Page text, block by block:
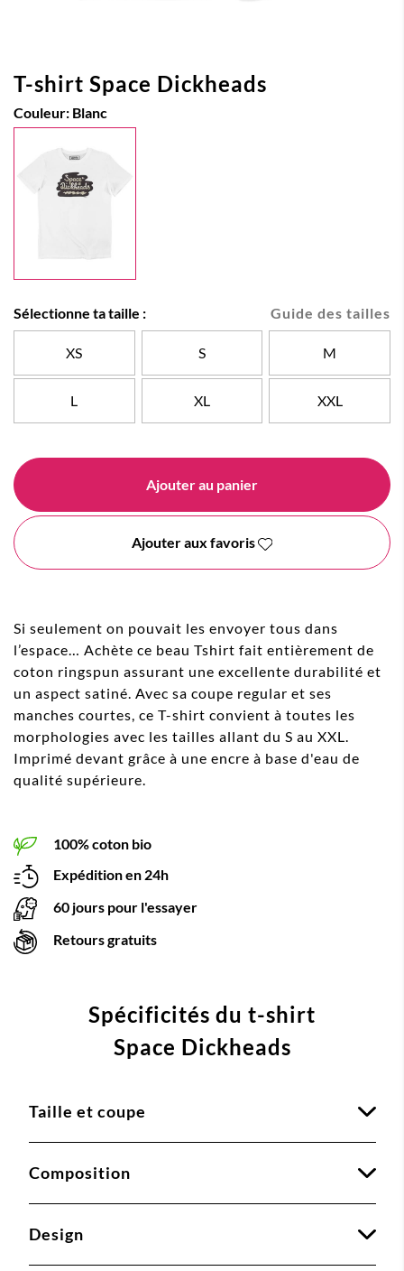
T-shirt Space Dickheads
Couleur: Blanc
Guide des tailles
Sélectionne ta taille :
XS S M
L XL XXL
Ajouter au panier
Ajouter aux favoris
Si seulement on pouvait les envoyer tous dans
l’espace… Achète ce beau Tshirt fait entièrement de
coton ringspun assurant une excellente durabilité et
un aspect satiné. Avec sa coupe regular et ses
manches courtes, ce T-shirt convient à toutes les
morphologies avec les tailles allant du S au XXL.
Imprimé devant grâce à une encre à base d'eau de
qualité supérieure.
100% coton bio
Expédition en 24h
60 jours pour l'essayer
Retours gratuits
Spécificités du t-shirt
Space Dickheads
Taille et coupe
Composition
Design